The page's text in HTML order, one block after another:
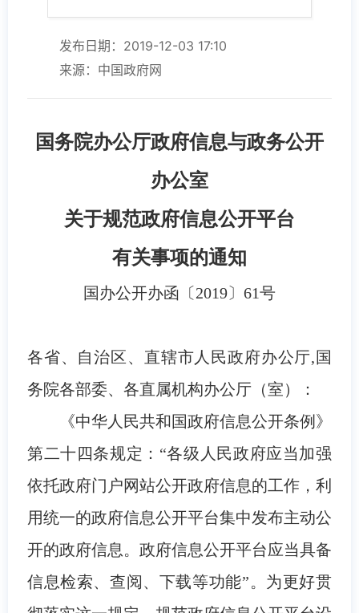
发布日期：2019-12-03 17:10
来源：中国政府网
国务院办公厅政府信息与政务公开
办公室
关于规范政府信息公开平台
有关事项的通知
国办公开办函〔2019〕61号
各省、自治区、直辖市人民政府办公厅,国
务院各部委、各直属机构办公厅（室）：
《中华人民共和国政府信息公开条例》
第二十四条规定：“各级人民政府应当加强
依托政府门户网站公开政府信息的工作，利
用统一的政府信息公开平台集中发布主动公
开的政府信息。政府信息公开平台应当具备
信息检索、查阅、下载等功能”。为更好贯